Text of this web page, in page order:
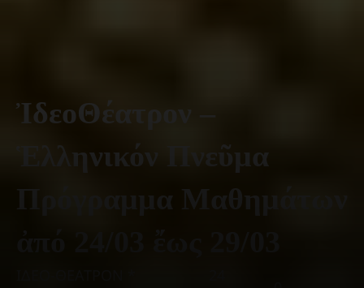
ἸδεοΘέατρον –
Ἑλληνικόν Πνεῦμα
Πρόγραμμα Μαθημάτων